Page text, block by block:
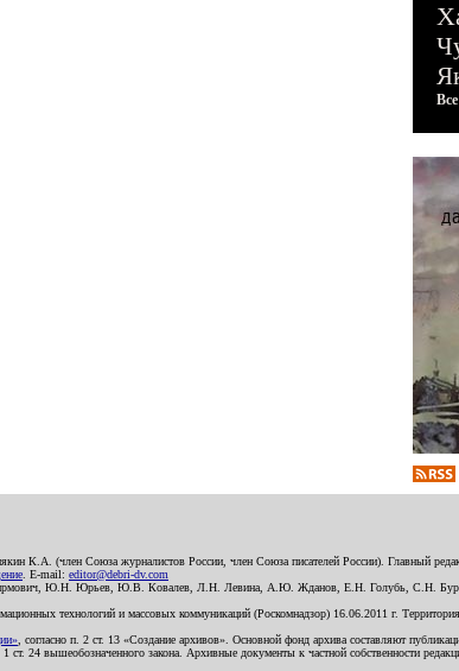
К.А. (член Союза журналистов России, член Союза писателей России). Главный
. E-mail: editor@debri-dv.com
Мирмович, Ю.Н. Юрьев, Ю.В. Ковалев, Л.Н. Левина, А.Ю. Жданов, Е.Н. Голубь, С.Н.
технологий и массовых коммуникаций (Роскомнадзор) 16.06.2011 г. Территория
, согласно п. 2 ст. 13 «Создание архивов». Основной фонд архива составляют
24 вышеобозначенного закона. Архивные документы к частной собственности